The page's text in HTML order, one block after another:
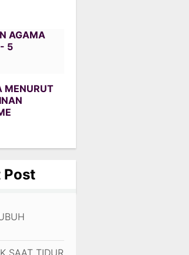
AGAMA
5
MENURUT
Post